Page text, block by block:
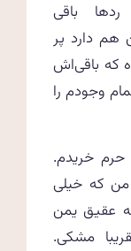
باقی
هم دارد پر
که باقی‌اش
وجودم را
حرم خریدم.
که خیلی
عقیق یمن
مشکی.